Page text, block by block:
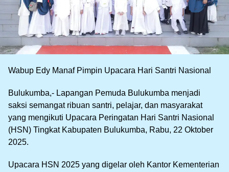
Wabup Edy Manaf Pimpin Upacara Hari Santri Nasional
Bulukumba,- Lapangan Pemuda Bulukumba menjadi
saksi semangat ribuan santri, pelajar, dan masyarakat
yang mengikuti Upacara Peringatan Hari Santri Nasional
(HSN) Tingkat Kabupaten Bulukumba, Rabu, 22 Oktober
2025.
Upacara HSN 2025 yang digelar oleh Kantor Kementerian